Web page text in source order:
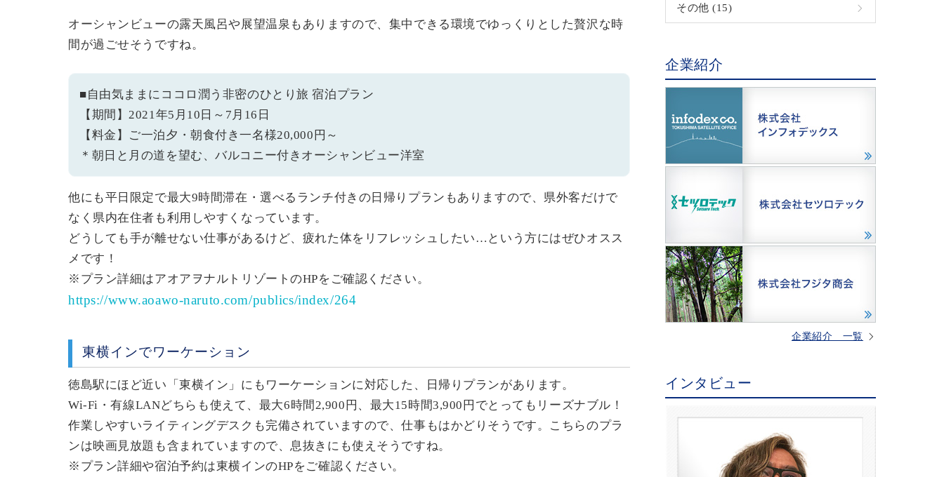
オーシャンビューの露天風呂や展望温泉もありますので、集中できる環境でゆっくりとした贅沢な時
間が過ごせそうですね。
■自由気ままにココロ潤う非密のひとり旅 宿泊プラン
【期間】2021年5月10日～7月16日
【料金】ご一泊夕・朝食付き一名様20,000円～
＊朝日と月の道を望む、バルコニー付きオーシャンビュー洋室
他にも平日限定で最大9時間滞在・選べるランチ付きの日帰りプランもありますので、県外客だけで
なく県内在住者も利用しやすくなっています。
どうしても手が離せない仕事があるけど、疲れた体をリフレッシュしたい…という方にはぜひオスス
メです！
※プラン詳細はアオアヲナルトリゾートのHPをご確認ください。
https://www.aoawo-naruto.com/publics/index/264
東横インでワーケーション
徳島駅にほど近い「東横イン」にもワーケーションに対応した、日帰りプランがあります。
Wi-Fi・有線LANどちらも使えて、最大6時間2,900円、最大15時間3,900円でとってもリーズナブル！
作業しやすいライティングデスクも完備されていますので、仕事もはかどりそうです。こちらのプラ
ンは映画見放題も含まれていますので、息抜きにも使えそうですね。
※プラン詳細や宿泊予約は東横インのHPをご確認ください。
その他 (15)
企業紹介
企業紹介 一覧
インタビュー